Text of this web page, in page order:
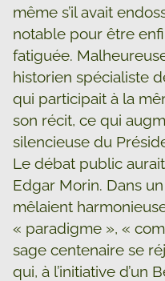
même s’il avait
notable pour être
fatiguée.
historien spécialiste
qui participait à la
son récit, ce qui
silencieuse du
Le débat public
Edgar Morin. Dans
mêlaient
« paradigme », «
sage centenaire se
qui, à l’initiative d’un